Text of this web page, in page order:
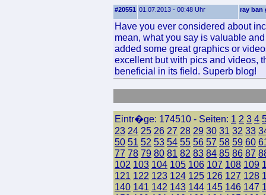
#20551 01.07.2013 - 00:48 Uhr ray ban
Have you ever considered about
mean, what you say is valuable
added some great graphics or
excellent but with pics and videos,
beneficial in its field. Superb blog!
Eintr�ge: 174510 - Seiten: 1 2 3 4
23 24 25 26 27 28 29 30 31 32 33
50 51 52 53 54 55 56 57 58 59 60
77 78 79 80 81 82 83 84 85 86 87
102 103 104 105 106 107 108 109
121 122 123 124 125 126 127 128
140 141 142 143 144 145 146 147